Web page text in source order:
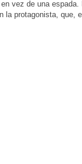
vez de una espada.
la protagonista, que,